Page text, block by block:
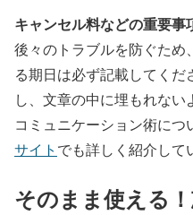
キャンセル料などの重要事
後々のトラブルを防ぐため
る期日は必ず記載してく
し、文章の中に埋もれな
コミュニケーション術につ
サイト でも詳しく紹介して
そのまま使える